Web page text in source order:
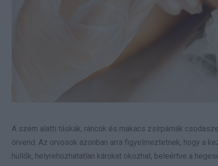
A szem alatti táskák, ráncok és makacs zsírpárnák
örvend. Az orvosok azonban arra figyelmeztetnek, hogy a
hüllők, helyrehozhatatlan károkat okozhat, beleértve a